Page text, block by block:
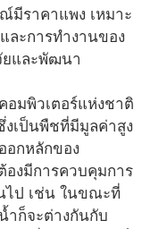
มีราคาแพง เหมาะ
ละการทำงานของ
ยและพัฒนา
อมพิวเตอร์แห่งชาติ
งเป็นพืชที่มีมูลค่าสูง
อกหลักของ
องมีการควบคุมการ
ไป เช่น ในขณะที่
ำก็จะต่างกันกับ